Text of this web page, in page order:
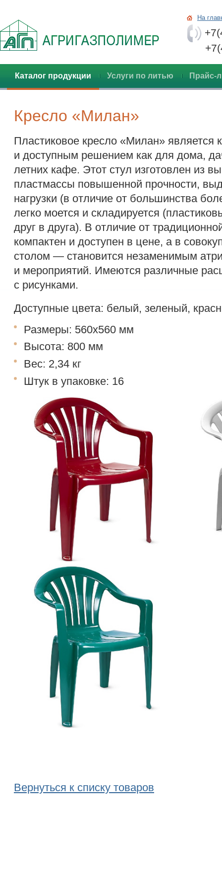
На
Каталог продукции Услуги по литью Прайс-
Кресло «Милан»
Пластиковое кресло «Милан» является
и доступным решением как для дома,
летних кафе. Этот стул изготовлен из
пластмассы повышенной прочности,
нагрузки (в отличие от большинства
легко моется и складируется
друг в друга). В отличие от
компактен и доступен в цене, а в
столом — становится незаменимым
и мероприятий. Имеются различные
с рисунками.
Доступные цвета: белый, зеленый,
Размеры: 560х560 мм
Высота: 800 мм
Вес: 2,34 кг
Штук в упаковке: 16
Вернуться к списку товаров